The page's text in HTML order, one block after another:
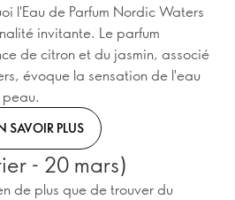
l'Eau de Parfum Nordic Waters
invitante. Le parfum
de citron et du jasmin, associé
évoque la sensation de l'eau
SAVOIR PLUS
- 20 mars)
de plus que de trouver du